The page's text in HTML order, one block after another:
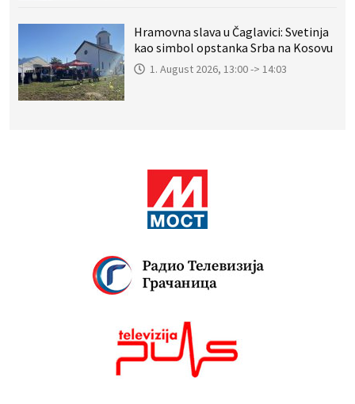
Hramovna slava u Čaglavici: Svetinja
kao simbol opstanka Srba na Kosovu
1. August 2026, 13:00 -> 14:03